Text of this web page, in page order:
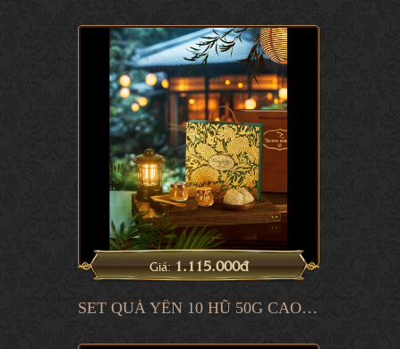
Giá:1.115.000đ
SET QUÀ YẾN 10 HŨ 50G CAO PHẨM NEW